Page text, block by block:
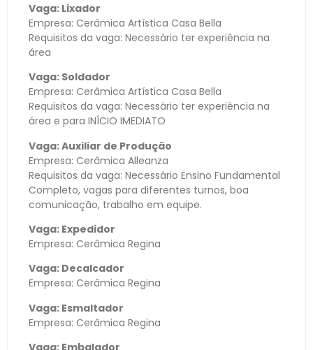
Vaga: Lixador
Empresa: Cerâmica Artística Casa Bella
Requisitos da vaga: Necessário ter experiência na
área
Vaga: Soldador
Empresa: Cerâmica Artística Casa Bella
Requisitos da vaga: Necessário ter experiência na
área e para INÍCIO IMEDIATO
Vaga: Auxiliar de Produção
Empresa: Cerâmica Alleanza
Requisitos da vaga: Necessário Ensino Fundamental
Completo, vagas para diferentes turnos, boa
comunicação, trabalho em equipe.
Vaga: Expedidor
Empresa: Cerâmica Regina
Vaga: Decalcador
Empresa: Cerâmica Regina
Vaga: Esmaltador
Empresa: Cerâmica Regina